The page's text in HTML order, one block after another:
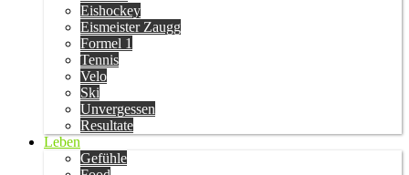
Eishockey
Eismeister Zaugg
Formel 1
Tennis
Velo
Ski
Unvergessen
Resultate
Leben
Gefühle